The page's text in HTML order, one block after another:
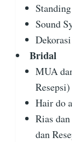
Sound
Bridal
MUA
Resepsi)
Hair do
Rias
dan